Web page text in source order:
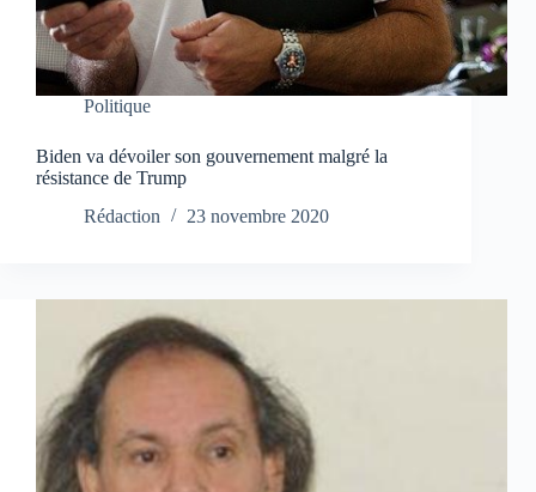
Politique
Biden va dévoiler son gouvernement malgré la
résistance de Trump
Rédaction
23 novembre 2020